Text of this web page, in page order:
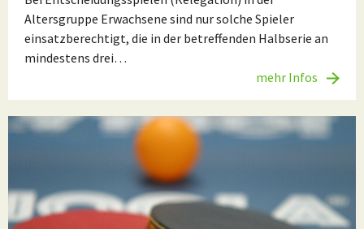
Altersgruppe Erwachsene sind nur solche Spieler
einsatzberechtigt, die in der betreffenden Halbserie an
mindestens drei…
mehr Infos